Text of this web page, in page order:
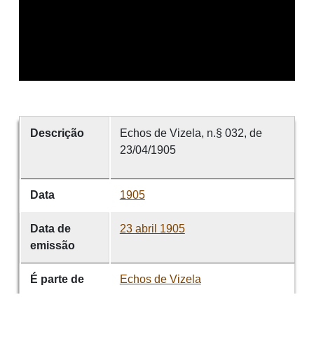
Descrição
Echos de Vizela, n.§ 032, de
23/04/1905
Data 1905
Data de
emissão
23 abril 1905
É parte de Echos de Vizela